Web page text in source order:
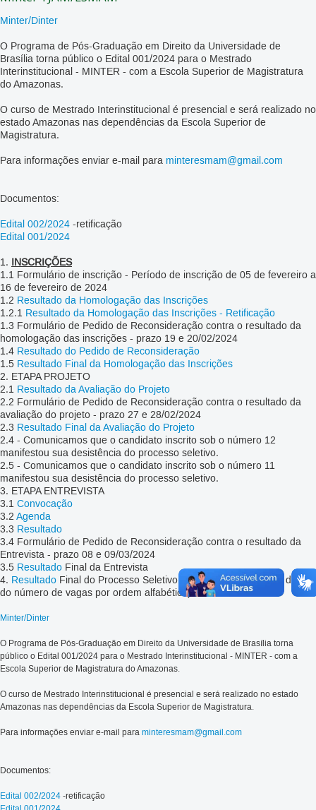
Minter/Dinter
O Programa de Pós-Graduação em Direito da Universidade de
Brasília torna público o Edital 001/2024 para o Mestrado
Interinstitucional - MINTER - com a Escola Superior de Magistratura
do Amazonas.
O curso de Mestrado Interinstitucional é presencial e será realizado no
estado Amazonas nas dependências da Escola Superior de
Magistratura.
Para informações enviar e-mail para minteresmam@gmail.com
Documentos:
Edital 002/2024 -retificação
Edital 001/2024
1. INSCRIÇÕES
1.1 Formulário de inscrição - Período de inscrição de 05 de fevereiro a
16 de fevereiro de 2024
1.2 Resultado da Homologação das Inscrições
1.2.1 Resultado da Homologação das Inscrições - Retificação
1.3 Formulário de Pedido de Reconsideração contra o resultado da
homologação das inscrições - prazo 19 e 20/02/2024
1.4 Resultado do Pedido de Reconsideração
1.5 Resultado Final da Homologação das Inscrições
2. ETAPA PROJETO
2.1 Resultado da Avaliação do Projeto
2.2 Formulário de Pedido de Reconsideração contra o resultado da
avaliação do projeto - prazo 27 e 28/02/2024
2.3 Resultado Final da Avaliação do Projeto
2.4 - Comunicamos que o candidato inscrito sob o número 12
manifestou sua desistência do processo seletivo.
2.5 - Comunicamos que o candidato inscrito sob o número 11
manifestou sua desistência do processo seletivo.
3. ETAPA ENTREVISTA
3.1 Convocação
3.2 Agenda
3.3 Resultado
3.4 Formulário de Pedido de Reconsideração contra o resultado da
Entrevista - prazo 08 e 09/03/2024
3.5 Resultado Final da Entrevista
4. Resultado Final do Processo Seletivo (candidatos aprovados dentro
do número de vagas por ordem alfabética)
Minter/Dinter
O Programa de Pós-Graduação em Direito da Universidade de Brasília torna
público o Edital 001/2024 para o Mestrado Interinstitucional - MINTER - com a
Escola Superior de Magistratura do Amazonas.
O curso de Mestrado Interinstitucional é presencial e será realizado no estado
Amazonas nas dependências da Escola Superior de Magistratura.
Para informações enviar e-mail para minteresmam@gmail.com
Documentos:
Edital 002/2024 -retificação